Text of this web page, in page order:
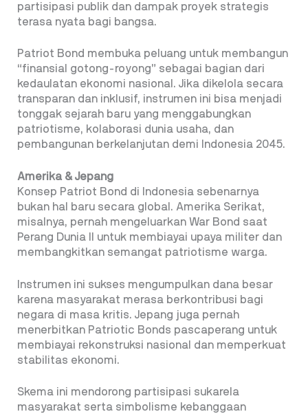
partisipasi publik dan dampak proyek strategis
terasa nyata bagi bangsa.
Patriot Bond membuka peluang untuk membangun
“finansial gotong-royong” sebagai bagian dari
kedaulatan ekonomi nasional. Jika dikelola secara
transparan dan inklusif, instrumen ini bisa menjadi
tonggak sejarah baru yang menggabungkan
patriotisme, kolaborasi dunia usaha, dan
pembangunan berkelanjutan demi Indonesia 2045.
Amerika & Jepang
Konsep Patriot Bond di Indonesia sebenarnya
bukan hal baru secara global. Amerika Serikat,
misalnya, pernah mengeluarkan War Bond saat
Perang Dunia II untuk membiayai upaya militer dan
membangkitkan semangat patriotisme warga.
Instrumen ini sukses mengumpulkan dana besar
karena masyarakat merasa berkontribusi bagi
negara di masa kritis. Jepang juga pernah
menerbitkan Patriotic Bonds pascaperang untuk
membiayai rekonstruksi nasional dan memperkuat
stabilitas ekonomi.
Skema ini mendorong partisipasi sukarela
masyarakat serta simbolisme kebanggaan